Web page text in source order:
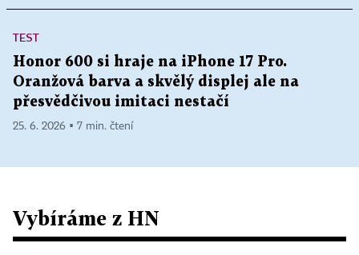
TEST
Honor 600 si hraje na iPhone 17 Pro.
Oranžová barva a skvělý displej ale na
přesvědčivou imitaci nestačí
25. 6. 2026 ▪ 7 min. čtení
Vybíráme z HN